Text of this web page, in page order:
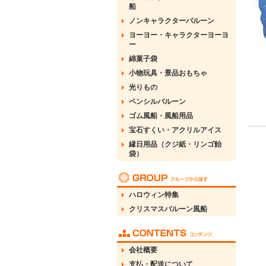
船
ノンキャラクターバルーン
ヨーヨー・キャラクターヨーヨ
ー
綿菓子袋
小物玩具・景品おもちゃ
光りもの
ペンシルバルーン
ゴム風船・風船用品
宝石すくい・アクリルアイス
縁日用品（クジ紙・リンゴ飴
袋）
ハロウィン特集
クリスマスバルーン風船
会社概要
支払・配送について